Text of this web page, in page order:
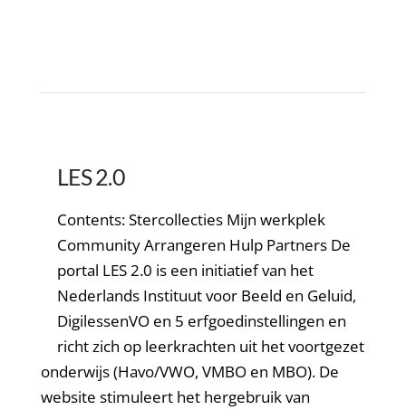
LES 2.0
Contents: Stercollecties Mijn werkplek
Community Arrangeren Hulp Partners De
portal LES 2.0 is een initiatief van het
Nederlands Instituut voor Beeld en Geluid,
DigilessenVO en 5 erfgoedinstellingen en
richt zich op leerkrachten uit het voortgezet
onderwijs (Havo/VWO, VMBO en MBO). De
website stimuleert het hergebruik van